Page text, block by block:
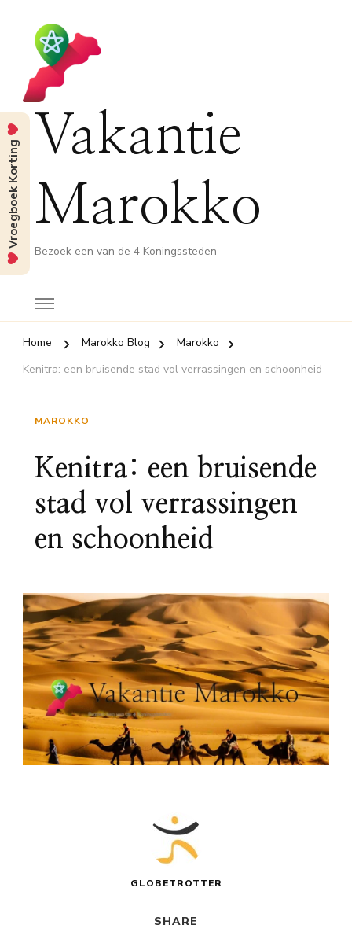
Vakantie
Marokko
Bezoek een van de 4 Koningssteden
Home Marokko Blog
Marokko
Kenitra: een bruisende stad vol verrassingen en schoonheid
MAROKKO
Kenitra: een bruisende
stad vol verrassingen
en schoonheid
GLOBETROTTER
SHARE
Vroegboek Korting